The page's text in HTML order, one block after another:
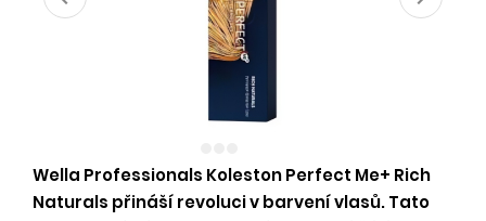
Wella Professionals Koleston Perfect Me+ Rich
Naturals přináší revoluci v barvení vlasů. Tato